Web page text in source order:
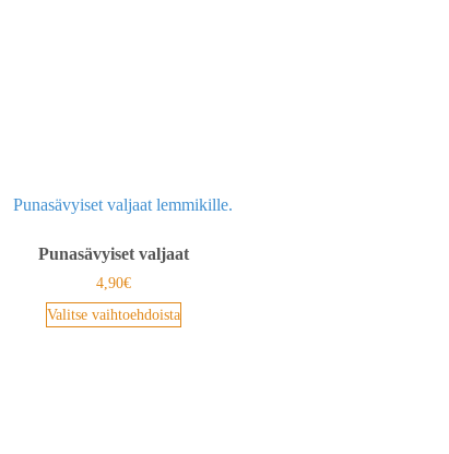
Punasävyiset valjaat
4,90€
Valitse vaihtoehdoista